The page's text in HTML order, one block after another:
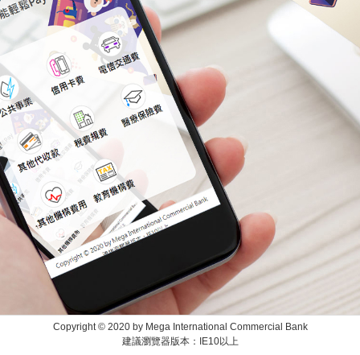
Copyright © 2020 by Mega International Commercial Bank
建議瀏覽器版本：IE10以上